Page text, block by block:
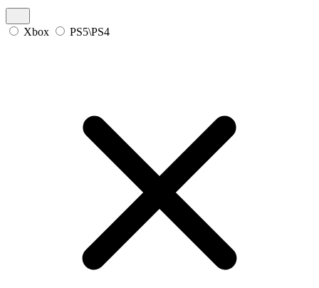
Xbox PS5\PS4